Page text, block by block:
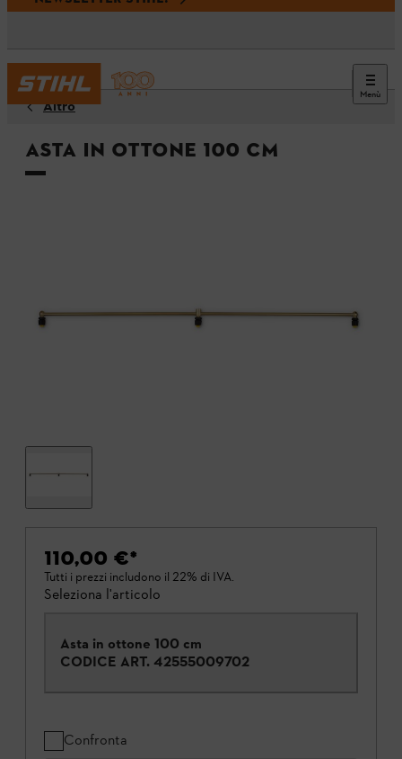
Menù
Altro
Asta in ottone 100 cm
110,00 €*
Tutti i prezzi includono il 22% di IVA.
Seleziona l'articolo
Asta in ottone 100 cm
CODICE ART. 42555009702
Confronta